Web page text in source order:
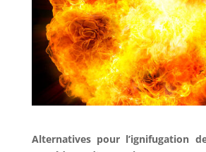
Alternatives pour l’ignifugation